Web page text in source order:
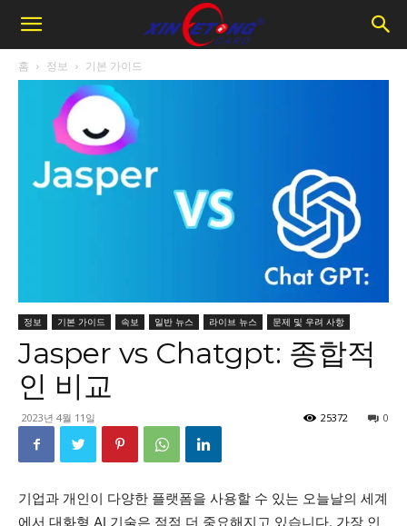
홈 정보 기본 가이드
정보 기본 가이드 속보 일반 뉴스 라이브 뉴스 문제 및 우려 사항
Jasper vs Chatgpt: 종합적
인 비교
2023년 4월 11일 0
25372
기업과 개인이 다양한 플랫폼을 사용할 수 있는 오늘날의 세계
에서 대화형 AI 기술은 점점 더 중요해지고 있습니다. 가장 인